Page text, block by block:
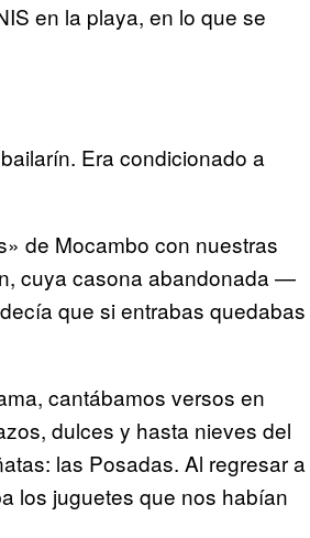
en la playa, en lo que se
Era condicionado a
de Mocambo con nuestras
cuya casona abandonada —
que si entrabas quedabas
cantábamos versos en
dulces y hasta nieves del
las Posadas. Al regresar a
los juguetes que nos habían